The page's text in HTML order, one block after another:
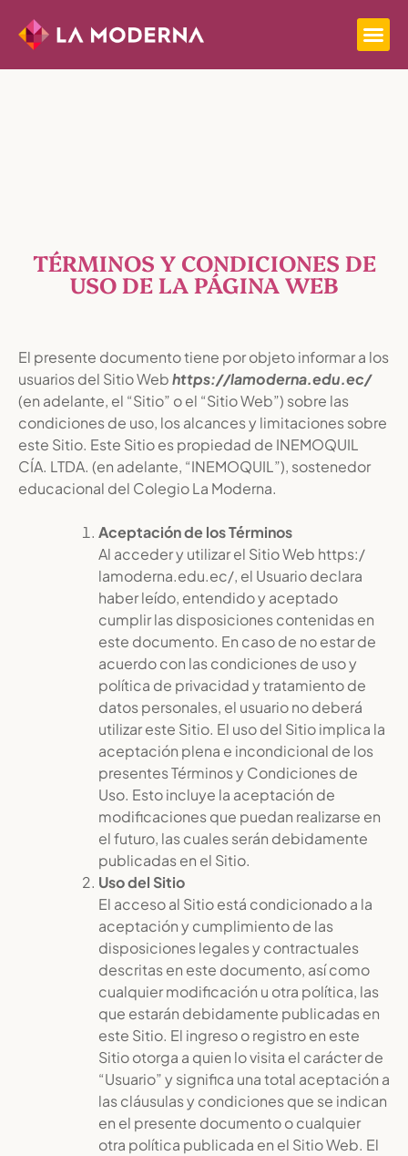
TÉRMINOS Y CONDICIONES DE
USO DE LA PÁGINA WEB
El presente documento tiene por objeto informar a los
usuarios del Sitio Webhttps://lamoderna.edu.ec/
(en adelante, el “Sitio” o el “Sitio Web”) sobre las
condiciones de uso, los alcances y limitaciones sobre
este Sitio. Este Sitio es propiedad de INEMOQUIL
CÍA. LTDA. (en adelante, “INEMOQUIL”), sostenedor
educacional del Colegio La Moderna.
Aceptación de los Términos
Al acceder y utilizar el Sitio Web https:/
lamoderna.edu.ec/, el Usuario declara
haber leído, entendido y aceptado
cumplir las disposiciones contenidas en
este documento. En caso de no estar de
acuerdo con las condiciones de uso y
política de privacidad y tratamiento de
datos personales, el usuario no deberá
utilizar este Sitio. El uso del Sitio implica la
aceptación plena e incondicional de los
presentes Términos y Condiciones de
Uso. Esto incluye la aceptación de
modificaciones que puedan realizarse en
el futuro, las cuales serán debidamente
publicadas en el Sitio.
Uso del Sitio
El acceso al Sitio está condicionado a la
aceptación y cumplimiento de las
disposiciones legales y contractuales
descritas en este documento, así como
cualquier modificación u otra política, las
que estarán debidamente publicadas en
este Sitio. El ingreso o registro en este
Sitio otorga a quien lo visita el carácter de
“Usuario” y significa una total aceptación a
las cláusulas y condiciones que se indican
en el presente documento o cualquier
otra política publicada en el Sitio Web. El